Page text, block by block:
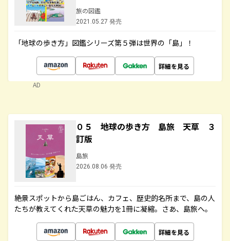
旅の図鑑
2021.05.27 発売
「地球の歩き方」図鑑シリーズ第５弾は世界の「島」！
詳細を見る
AD
０５ 地球の歩き方 島旅 天草 ３
訂版
島旅
2026.08.06 発売
絶景スポットから島ごはん、カフェ、歴史的名所まで、島の人
たちが教えてくれた天草の魅力を1冊に凝縮。さあ、島旅へ。
詳細を見る